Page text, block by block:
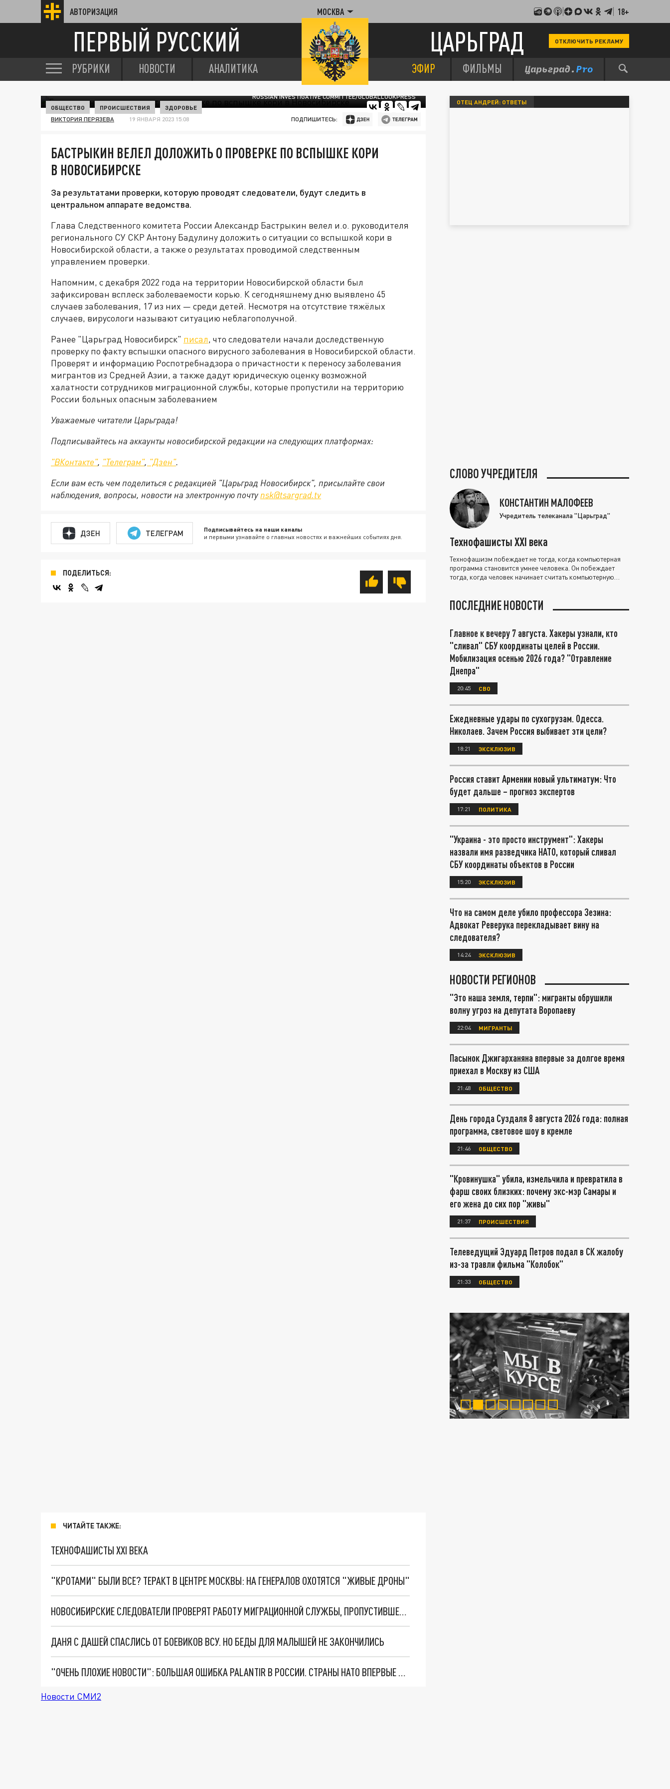
АВТОРИЗАЦИЯ МОСКВА 18+
ПЕРВЫЙ РУССКИЙ ЦАРЬГРАД ОТКЛЮЧИТЬ РЕКЛАМУ
РУБРИКИ НОВОСТИ АНАЛИТИКА ЭФИР ФИЛЬМЫ
RUSSIAN INVESTIGATIVE COMMITTEE/GLOBALLOOKPRESS
ОБЩЕСТВО ПРОИСШЕСТВИЯ ЗДОРОВЬЕ
ВИКТОРИЯ ПЕРЯЗЕВА 19 ЯНВАРЯ 2023 15:08 ПОДПИШИТЕСЬ:
БАСТРЫКИН ВЕЛЕЛ ДОЛОЖИТЬ О ПРОВЕРКЕ ПО ВСПЫШКЕ КОРИ
В НОВОСИБИРСКЕ
За результатами проверки, которую проводят следователи, будут следить в
центральном аппарате ведомства.
Глава Следственного комитета России Александр Бастрыкин велел и.о. руководителя
регионального СУ СКР Антону Бадулину доложить о ситуации со вспышкой кори в
Новосибирской области, а также о результатах проводимой следственным
управлением проверки.
Напомним, с декабря 2022 года на территории Новосибирской области был
зафиксирован всплеск заболеваемости корью. К сегодняшнему дню выявлено 45
случаев заболевания, 17 из них — среди детей. Несмотря на отсутствие тяжёлых
случаев, вирусологи называют ситуацию неблагополучной.
Ранее "Царьград Новосибирск" писал, что следователи начали доследственную
проверку по факту вспышки опасного вирусного заболевания в Новосибирской области.
Проверят и информацию Роспотребнадзора о причастности к переносу заболевания
мигрантов из Средней Азии, а также дадут юридическую оценку возможной
халатности сотрудников миграционной службы, которые пропустили на территорию
России больных опасным заболеванием
Уважаемые читатели Царьграда!
Подписывайтесь на аккаунты новосибирской редакции на следующих платформах:
"ВКонтакте", "Телеграм", "Дзен".
Если вам есть чем поделиться с редакцией "Царьград Новосибирск", присылайте свои
наблюдения, вопросы, новости на электронную почту nsk@tsargrad.tv
ДЗЕН ТЕЛЕГРАМ Подписывайтесь на наши каналы
и первыми узнавайте о главных новостях и важнейших событиях дня.
ПОДЕЛИТЬСЯ:
ЧИТАЙТЕ ТАКЖЕ:
ТЕХНОФАШИСТЫ XXI ВЕКА
"КРОТАМИ" БЫЛИ ВСЕ? ТЕРАКТ В ЦЕНТРЕ МОСКВЫ: НА ГЕНЕРАЛОВ ОХОТЯТСЯ "ЖИВЫЕ ДРОНЫ"
НОВОСИБИРСКИЕ СЛЕДОВАТЕЛИ ПРОВЕРЯТ РАБОТУ МИГРАЦИОННОЙ СЛУЖБЫ, ПРОПУСТИВШЕЙ ИНОСТРАНЦА С КОРЬЮ
ДАНЯ С ДАШЕЙ СПАСЛИСЬ ОТ БОЕВИКОВ ВСУ. НО БЕДЫ ДЛЯ МАЛЫШЕЙ НЕ ЗАКОНЧИЛИСЬ
"ОЧЕНЬ ПЛОХИЕ НОВОСТИ": БОЛЬШАЯ ОШИБКА PALANTIR В РОССИИ. СТРАНЫ НАТО ВПЕРВЫЕ ЗА СВО ОСТАНОВИЛИ ПОСТАВКИ ОРУЖИЯ. ВСУ ТЕРЯЮТ ПРИГРАНИЧЬЕ?
Новости СМИ2
ОТЕЦ АНДРЕЙ: ОТВЕТЫ
СЛОВО УЧРЕДИТЕЛЯ
КОНСТАНТИН МАЛОФЕЕВ
Учредитель телеканала "Царьград"
Технофашисты XXI века
Технофашизм побеждает не тогда, когда компьютерная
программа становится умнее человека. Он побеждает
тогда, когда человек начинает считать компьютерную
ПОСЛЕДНИЕ НОВОСТИ
Главное к вечеру 7 августа. Хакеры узнали, кто
"сливал" СБУ координаты целей в России.
Мобилизация осенью 2026 года? "Отравление
Днепра"
20:45 СВО
Ежедневные удары по сухогрузам. Одесса.
Николаев. Зачем Россия выбивает эти цели?
18:21 ЭКСКЛЮЗИВ
Россия ставит Армении новый ультиматум: Что
будет дальше – прогноз экспертов
17:21 ПОЛИТИКА
"Украина - это просто инструмент": Хакеры
назвали имя разведчика НАТО, который сливал
СБУ координаты объектов в России
15:20 ЭКСКЛЮЗИВ
Что на самом деле убило профессора Зезина:
Адвокат Реверука перекладывает вину на
следователя?
14:24 ЭКСКЛЮЗИВ
НОВОСТИ РЕГИОНОВ
"Это наша земля, терпи": мигранты обрушили
волну угроз на депутата Воропаеву
22:04 МИГРАНТЫ
Пасынок Джигарханяна впервые за долгое время
приехал в Москву из США
21:48 ОБЩЕСТВО
День города Суздаля 8 августа 2026 года: полная
программа, световое шоу в кремле
21:46 ОБЩЕСТВО
"Кровинушка" убила, измельчила и превратила в
фарш своих близких: почему экс-мэр Самары и
его жена до сих пор "живы"
21:37 ПРОИСШЕСТВИЯ
Телеведущий Эдуард Петров подал в СК жалобу
из-за травли фильма "Колобок"
21:33 ОБЩЕСТВО